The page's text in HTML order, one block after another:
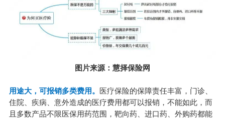
图片来源：慧择保险网
用途大，可报销多类费用。 医疗保险的保障责任丰富，门诊、
住院、疾病、意外造成的医疗费用都可以报销，不能如此，而
且多数产品不限医保用药范围，靶向药、进口药、外购药都能